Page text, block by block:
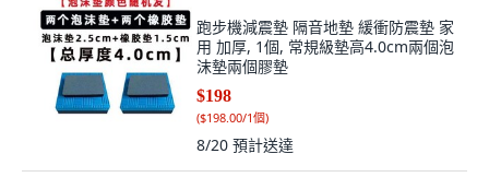
跑步機減震墊 隔音地墊 緩衝防震墊 家
用 加厚, 1個, 常規級墊高4.0cm兩個泡
沫墊兩個膠墊
$198
($198.00/1個)
8/20 預計送達